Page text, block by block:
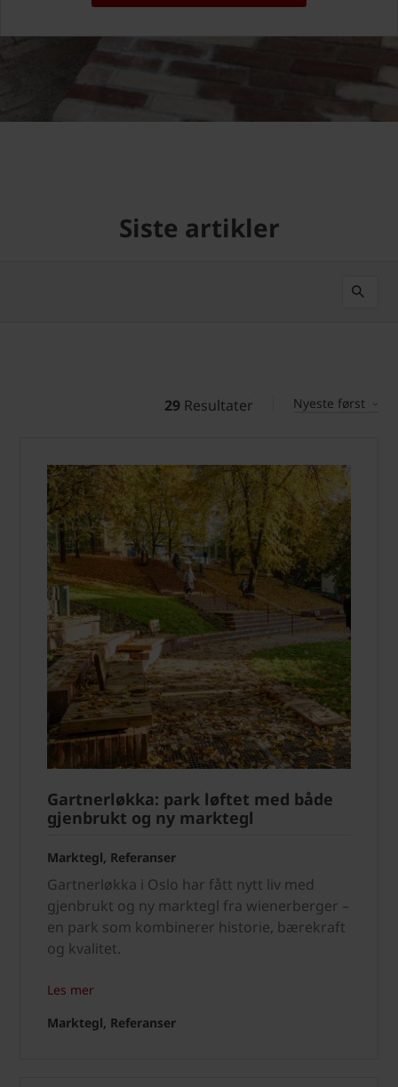
Siste artikler
29 Resultater Nyeste først
Gartnerløkka: park løftet med både
gjenbrukt og ny marktegl
Marktegl, Referanser
Gartnerløkka i Oslo har fått nytt liv med
gjenbrukt og ny marktegl fra wienerberger –
en park som kombinerer historie, bærekraft
og kvalitet.
Les mer
Marktegl, Referanser